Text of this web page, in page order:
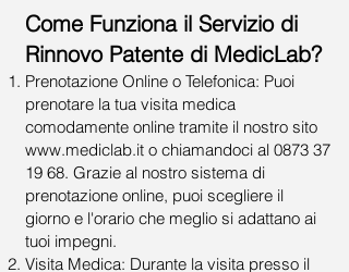
Come Funziona il Servizio di
Rinnovo Patente di MedicLab?
Prenotazione Online o Telefonica: Puoi
prenotare la tua visita medica
comodamente online tramite il nostro sito
www.mediclab.it o chiamandoci al 0873 37
19 68. Grazie al nostro sistema di
prenotazione online, puoi scegliere il
giorno e l'orario che meglio si adattano ai
tuoi impegni.
Visita Medica: Durante la visita presso il